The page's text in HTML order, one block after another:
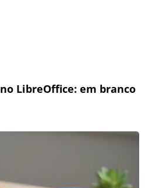
LibreOffice: em branco